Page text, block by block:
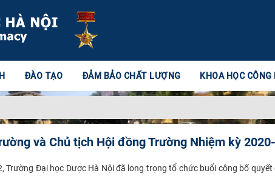
ĐÀO TẠO ĐẢM BẢO CHẤT LƯỢNG KHOA HỌC CÔNG
và Chủ tịch Hội đồng Trường Nhiệm kỳ
Trường Đại học Dược Hà Nội đã long trọng tổ chức buổi công bố